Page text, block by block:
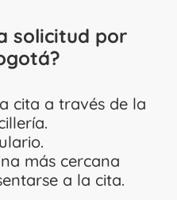
solicitud por
cita a través de la
más cercana
a la cita.